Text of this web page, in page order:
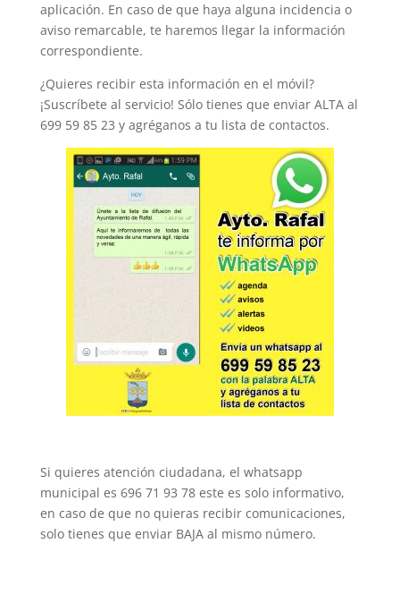
aplicación. En caso de que haya alguna incidencia o
aviso remarcable, te haremos llegar la información
correspondiente.
¿Quieres recibir esta información en el móvil?
¡Suscríbete al servicio! Sólo tienes que enviar ALTA al
699 59 85 23 y agréganos a tu lista de contactos.
Si quieres atención ciudadana, el whatsapp
municipal es 696 71 93 78 este es solo informativo,
en caso de que no quieras recibir comunicaciones,
solo tienes que enviar BAJA al mismo número.